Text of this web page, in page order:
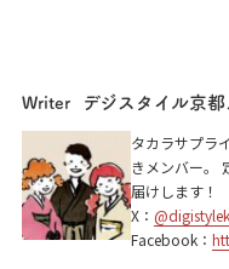
Writer デジスタイル京都
タカラサプラ
きメンバー。
届けします！
X：
Facebook：